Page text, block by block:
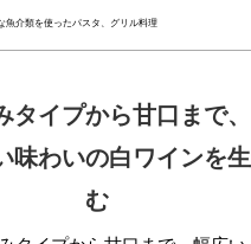
魚介類を使ったパスタ、グリル料理
タイプから甘口まで、
味わいの白ワインを生
む